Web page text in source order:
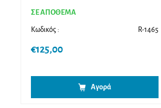
ΣΕ ΑΠΟΘΕΜΑ
Κωδικός : R-1465
€125,00
Αγορά